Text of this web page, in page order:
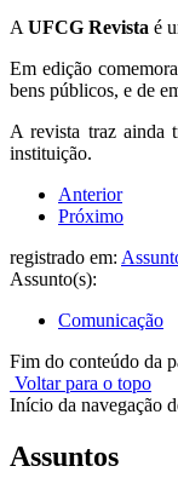
A UFCG Revista é
Em edição
bens públicos, e de
A revista traz ainda
instituição.
Anterior
Próximo
registrado em:
Assunto(s):
Comunicação
Fim do conteúdo da
Voltar para o topo
Início da navegação
Assuntos